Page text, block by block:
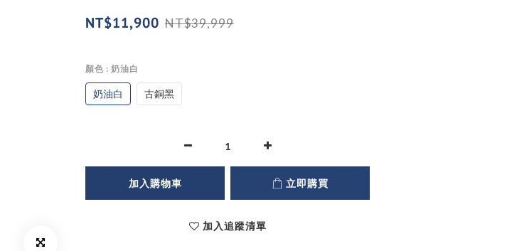
NT$11,900 NT$39,999
顏色 : 奶油白
奶油白 古銅黑
加入購物車 立即購買
加入追蹤清單